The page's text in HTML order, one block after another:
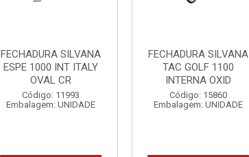
FECHADURA SILVANA
ESPE 1000 INT ITALY
OVAL CR
Código: 11993
Embalagem: UNIDADE
FECHADURA SILVANA
TAC GOLF 1100
INTERNA OXID
Código: 15860
Embalagem: UNIDADE